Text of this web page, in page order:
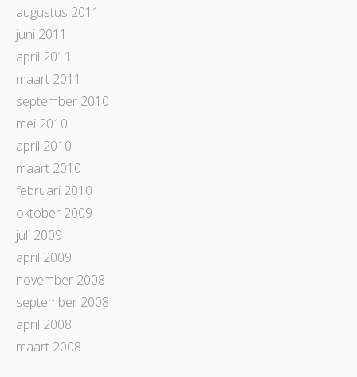
augustus 2011
juni 2011
april 2011
maart 2011
september 2010
mei 2010
april 2010
maart 2010
februari 2010
oktober 2009
juli 2009
april 2009
november 2008
september 2008
april 2008
maart 2008